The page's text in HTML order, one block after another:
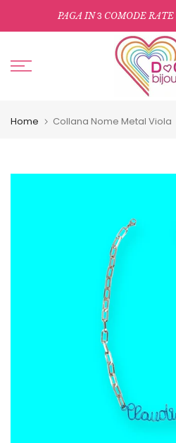
al
PAGA IN3 COMODE
Home Collana Nome Metal Viola